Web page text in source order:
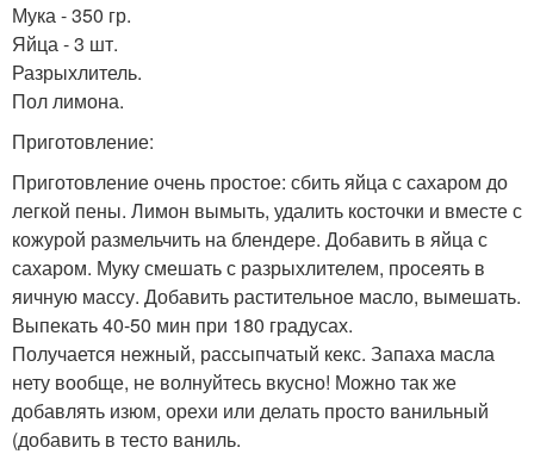
Мука - 350 гр.
Яйца - 3 шт.
Разрыхлитель.
Пол лимона.
Приготовление:
Приготовление очень простое: сбить яйца с сахаром до
легкой пены. Лимон вымыть, удалить косточки и вместе с
кожурой размельчить на блендере. Добавить в яйца с
сахаром. Муку смешать с разрыхлителем, просеять в
яичную массу. Добавить растительное масло, вымешать.
Выпекать 40-50 мин при 180 градусах.
Получается нежный, рассыпчатый кекс. Запаха масла
нету вообще, не волнуйтесь вкусно! Можно так же
добавлять изюм, орехи или делать просто ванильный
(добавить в тесто ваниль.